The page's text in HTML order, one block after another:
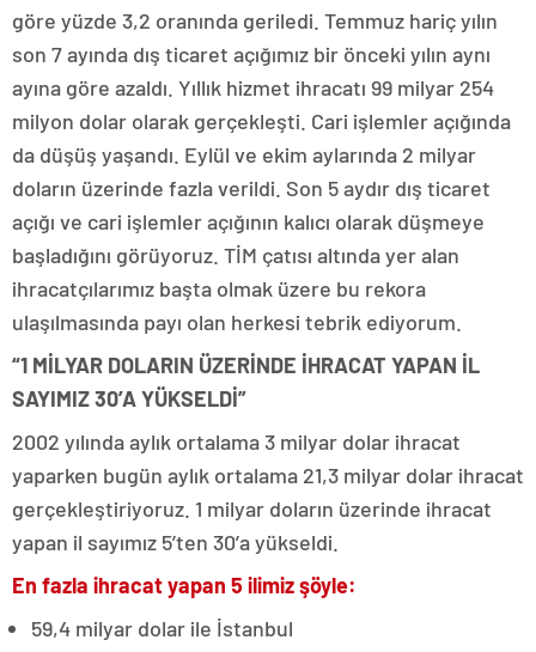
göre yüzde 3,2 oranında geriledi. Temmuz hariç yılın
son 7 ayında dış ticaret açığımız bir önceki yılın aynı
ayına göre azaldı. Yıllık hizmet ihracatı 99 milyar 254
milyon dolar olarak gerçekleşti. Cari işlemler açığında
da düşüş yaşandı. Eylül ve ekim aylarında 2 milyar
doların üzerinde fazla verildi. Son 5 aydır dış ticaret
açığı ve cari işlemler açığının kalıcı olarak düşmeye
başladığını görüyoruz. TİM çatısı altında yer alan
ihracatçılarımız başta olmak üzere bu rekora
ulaşılmasında payı olan herkesi tebrik ediyorum.
“1 MİLYAR DOLARIN ÜZERİNDE İHRACAT YAPAN İL
SAYIMIZ 30’A YÜKSELDİ”
2002 yılında aylık ortalama 3 milyar dolar ihracat
yaparken bugün aylık ortalama 21,3 milyar dolar ihracat
gerçekleştiriyoruz. 1 milyar doların üzerinde ihracat
yapan il sayımız 5’ten 30’a yükseldi.
En fazla ihracat yapan 5 ilimiz şöyle:
59,4 milyar dolar ile İstanbul